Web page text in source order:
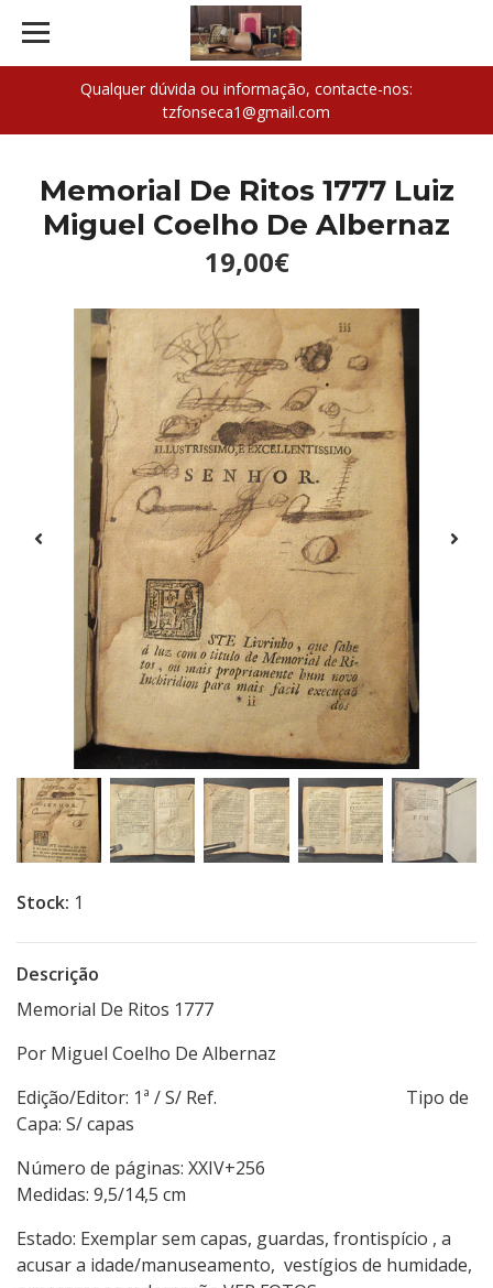
Qualquer dúvida ou informação, contacte-nos:
tzfonseca1@gmail.com
Memorial De Ritos 1777 Luiz
Miguel Coelho De Albernaz
19,00€
Stock: 1
Descrição
Memorial De Ritos 1777
Por Miguel Coelho De Albernaz
Edição/Editor: 1ª / S/ Ref. Tipo de
Capa: S/ capas
Número de páginas: XXIV+256
Medidas: 9,5/14,5 cm
Estado: Exemplar sem capas, guardas, frontispício , a
acusar a idade/manuseamento, vestígios de humidade,